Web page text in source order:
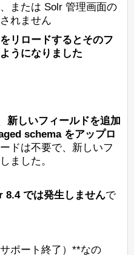
コマンドの例です：
す。
め、すべての提案を
や関連する情
ぶための良いリソー
イトが見つかったと
の「トリミング」を
により、呼び出され
少しますが、SOLR
と思われます。
または Solr 管理画面の
れません
リロードするとそのフ
うになりました
新しいフィールドを追加
schema をアップロ
ドは不要で、新しいフ
ました。
8.4 では発生しませんで
ポート終了）**なの